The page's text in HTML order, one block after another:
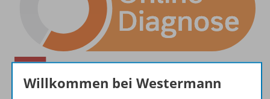
Willkommen bei Westermann